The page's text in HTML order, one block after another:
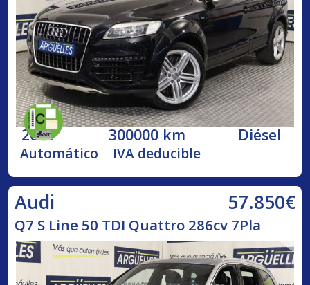
2009 300000 km Diésel
Automático IVA deducible
Audi 57.850€
Q7 S Line 50 TDI Quattro 286cv 7Pla